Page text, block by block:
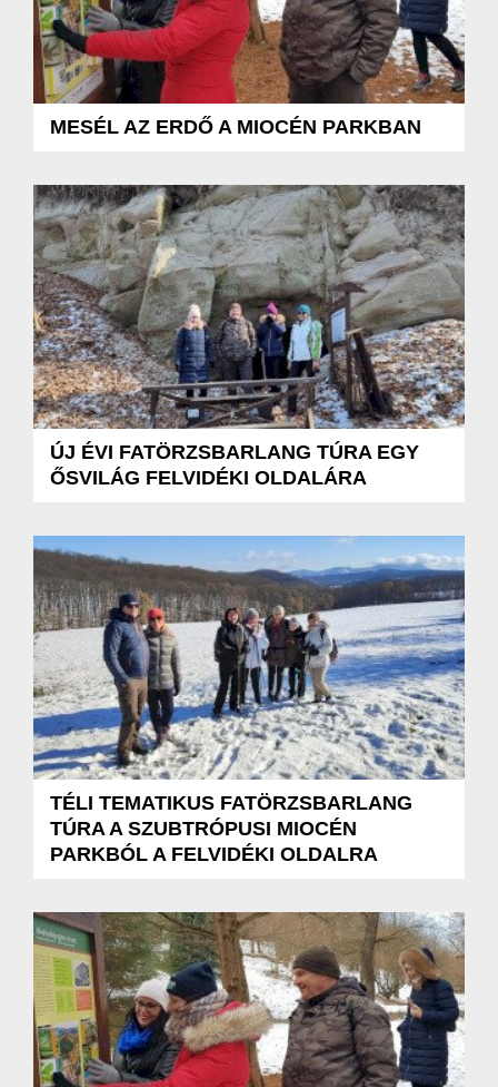
MESÉL AZ ERDŐ A MIOCÉN PARKBAN
ÚJ ÉVI FATÖRZSBARLANG TÚRA EGY
ŐSVILÁG FELVIDÉKI OLDALÁRA
TÉLI TEMATIKUS FATÖRZSBARLANG
TÚRA A SZUBTRÓPUSI MIOCÉN
PARKBÓL A FELVIDÉKI OLDALRA